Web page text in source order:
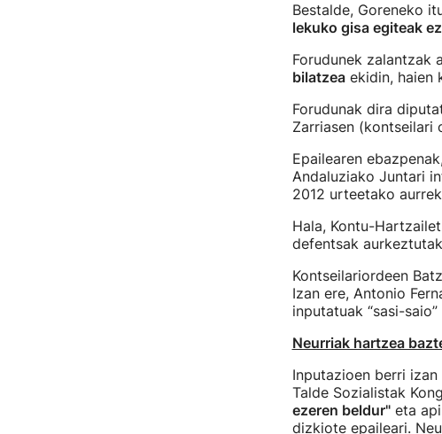
Bestalde, Goreneko
lekuko gisa egiteak
Forudunek zalantzak
bilatzeaekidin, haien
Forudunak dira
Zarriasen (kontseilari
Epailearen
Andaluziako Juntari
2012 urteetako
Hala, Kontu-
defentsak
Kontseilariordeen
Izan ere, Antonio
inputatuak “sasi-
Neurriak hartzea
Inputazioen berri
Talde Sozialistak
ezeren beldur"eta
dizkiote epaileari.